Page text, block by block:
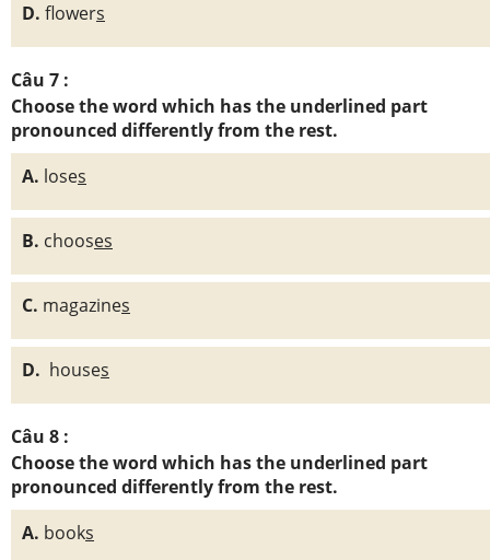
D. flowers
Câu 7 :
Choose the word which has the underlined part
pronounced differently from the rest.
A. loses
B. chooses
C. magazines
D. houses
Câu 8 :
Choose the word which has the underlined part
pronounced differently from the rest.
A. books